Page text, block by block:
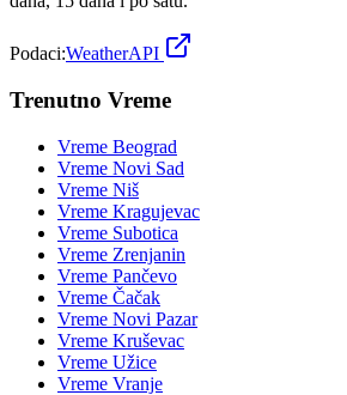
Podaci:WeatherAPI
Trenutno Vreme
Vreme Beograd
Vreme Novi Sad
Vreme Niš
Vreme Kragujevac
Vreme Subotica
Vreme Zrenjanin
Vreme Pančevo
Vreme Čačak
Vreme Novi Pazar
Vreme Kruševac
Vreme Užice
Vreme Vranje